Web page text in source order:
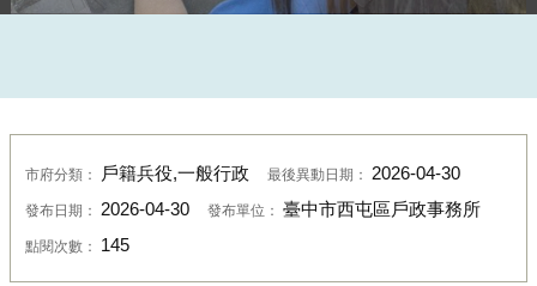
市府分類： 戶籍兵役,一般行政
發布日期：2026-04-30 發布單位：臺中市西屯區戶政事務所